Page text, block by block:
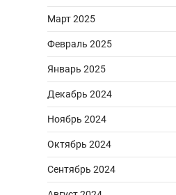
Март 2025
Февраль 2025
Январь 2025
Декабрь 2024
Ноябрь 2024
Октябрь 2024
Сентябрь 2024